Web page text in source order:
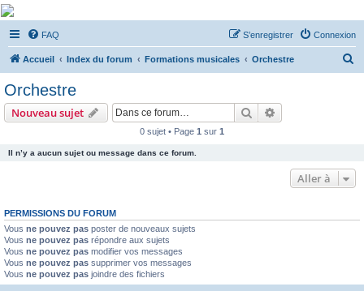
De Musicae Militari -
Forums
Forums de discussions
FAQ Connexion
S’enregistrer
Accueil Index du forum Formations musicales Orchestre
Orchestre
Nouveau sujet Rechercher
0 sujet • Page 1 sur 1
Il n’y a aucun sujet ou message dans ce forum.
Aller à
PERMISSIONS DU FORUM
Vous ne pouvez pas poster de nouveaux sujets
Vous ne pouvez pas répondre aux sujets
Vous ne pouvez pas modifier vos messages
Vous ne pouvez pas supprimer vos messages
Vous ne pouvez pas joindre des fichiers